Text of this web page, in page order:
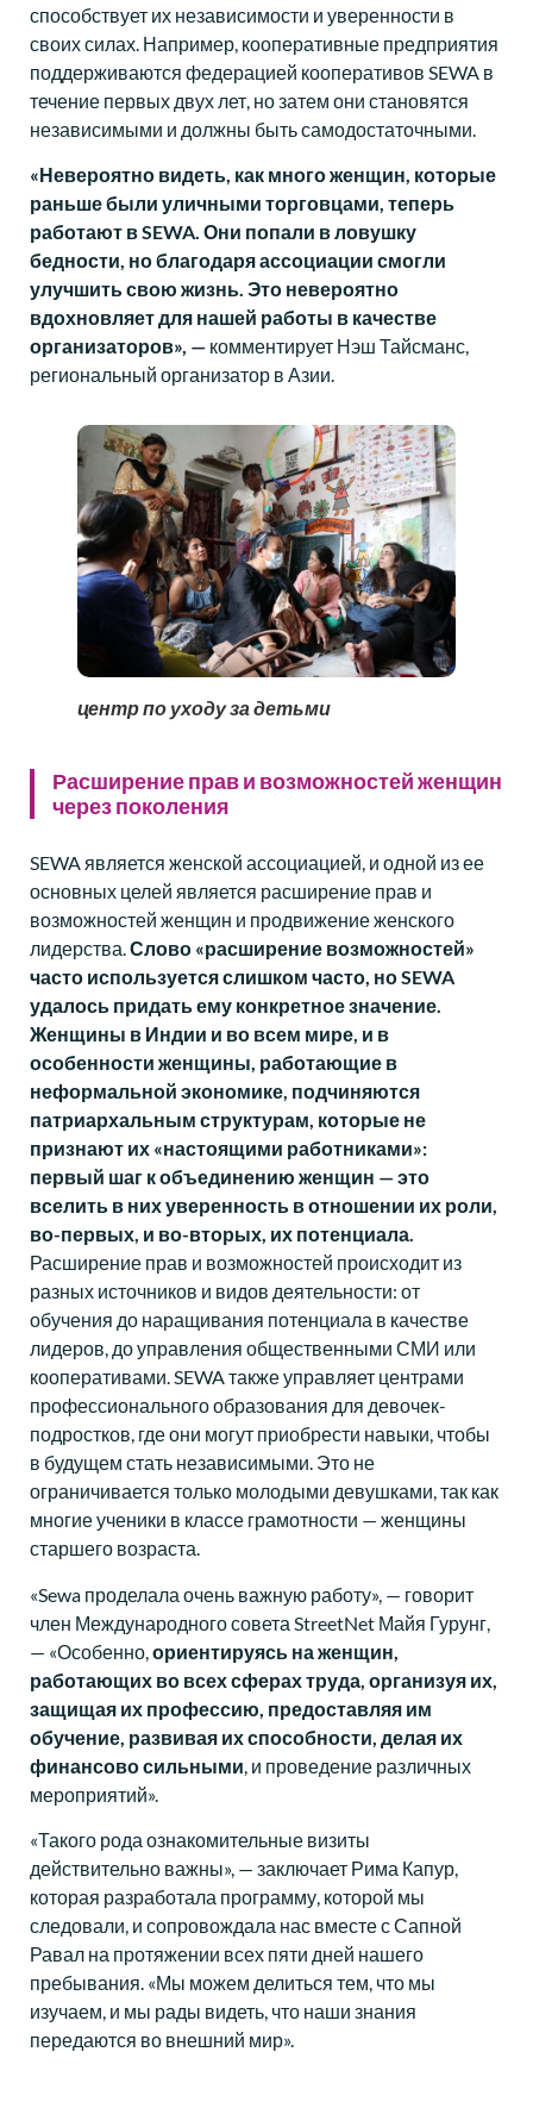
способствует их независимости и уверенности в
своих силах. Например, кооперативные предприятия
поддерживаются федерацией кооперативов SEWA в
течение первых двух лет, но затем они становятся
независимыми и должны быть самодостаточными.
«Невероятно видеть, как много женщин, которые
раньше были уличными торговцами, теперь
работают в SEWA. Они попали в ловушку
бедности, но благодаря ассоциации смогли
улучшить свою жизнь. Это невероятно
вдохновляет для нашей работы в качестве
организаторов», — комментирует Нэш Тайсманс,
региональный организатор в Азии.
центр по уходу за детьми
Расширение прав и возможностей женщин
через поколения
SEWA является женской ассоциацией, и одной из ее
основных целей является расширение прав и
возможностей женщин и продвижение женского
лидерства.Слово «расширение возможностей»
часто используется слишком часто, но SEWA
удалось придать ему конкретное значение.
Женщины в Индии и во всем мире, и в
особенности женщины, работающие в
неформальной экономике, подчиняются
патриархальным структурам, которые не
признают их «настоящими работниками»:
первый шаг к объединению женщин — это
вселить в них уверенность в отношении их роли,
во-первых, и во-вторых, их потенциала.
Расширение прав и возможностей происходит из
разных источников и видов деятельности: от
обучения до наращивания потенциала в качестве
лидеров, до управления общественными СМИ или
кооперативами. SEWA также управляет центрами
профессионального образования для девочек-
подростков, где они могут приобрести навыки, чтобы
в будущем стать независимыми. Это не
ограничивается только молодыми девушками, так как
многие ученики в классе грамотности — женщины
старшего возраста.
«Sewa проделала очень важную работу», — говорит
член Международного совета StreetNet Майя Гурунг,
— «Особенно,ориентируясь на женщин,
работающих во всех сферах труда, организуя их,
защищая их профессию, предоставляя им
обучение, развивая их способности, делая их
финансово сильными, и проведение различных
мероприятий».
«Такого рода ознакомительные визиты
действительно важны», — заключает Рима Капур,
которая разработала программу, которой мы
следовали, и сопровождала нас вместе с Сапной
Равал на протяжении всех пяти дней нашего
пребывания. «Мы можем делиться тем, что мы
изучаем, и мы рады видеть, что наши знания
передаются во внешний мир».